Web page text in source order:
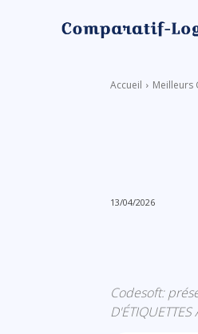
Accueil Meilleurs
13/04/2026
Codesoft:
D'ÉTIQUETTES